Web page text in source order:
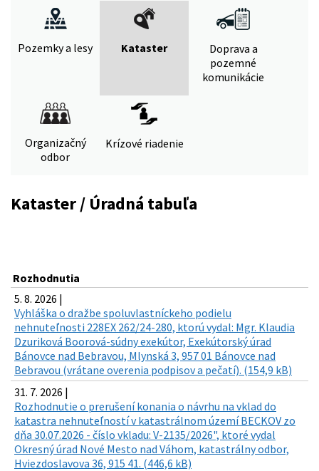
Pozemky a lesy Kataster
Doprava a
pozemné
komunikácie
Organizačný
odbor
Krízové riadenie
Kataster / Úradná tabuľa
Rozhodnutia
5. 8. 2026 |
Vyhláška o dražbe spoluvlastníckeho podielu
nehnuteľnosti 228EX 262/24-280, ktorú vydal: Mgr. Klaudia
Dzuriková Boorová-súdny exekútor, Exekútorský úrad
Bánovce nad Bebravou, Mlynská 3, 957 01 Bánovce nad
Bebravou (vrátane overenia podpisov a pečatí). (154,9 kB)
31. 7. 2026 |
Rozhodnutie o prerušení konania o návrhu na vklad do
katastra nehnuteľností v katastrálnom území BECKOV zo
dňa 30.07.2026 - číslo vkladu: V-2135/2026", ktoré vydal
Okresný úrad Nové Mesto nad Váhom, katastrálny odbor,
Hviezdoslavova 36, 915 41. (446,6 kB)